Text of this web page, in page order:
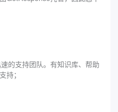
的支持团队。有知识库、帮助
持；